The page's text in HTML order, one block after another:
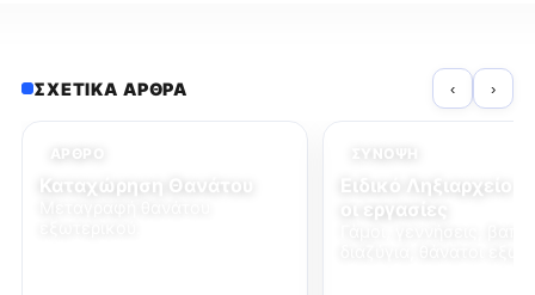
ΣΧΕΤΙΚΆ ΆΡΘΡΑ ‹ ›
ΆΡΘΡΟ
Καταχώρηση Θανάτου
ΣΎΝΟΨΗ
Ειδικό Ληξιαρχείο
οι εργασίες